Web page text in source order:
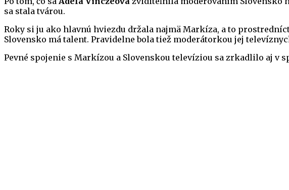
sa stala tvárou.
Roky si ju ako hlavnú hviezdu držala najmä Markíza, a to
Slovensko má talent. Pravidelne bola tiež moderátorkou jej
Pevné spojenie s Markízou a Slovenskou televíziou sa zrkadlilo aj v